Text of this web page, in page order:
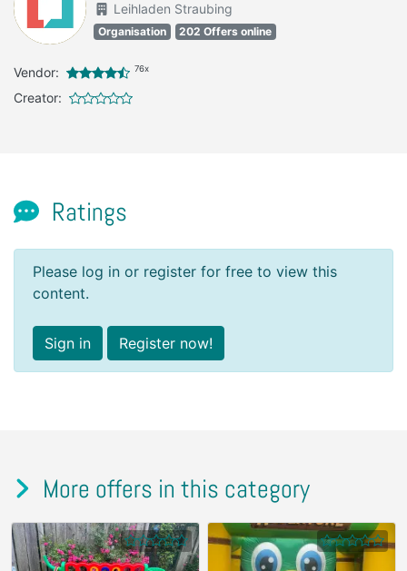
Leihladen Straubing
Organisation 202 Offers online
Vendor: 76x
Creator:
Ratings
Please log in or register for free to view this
content.
Sign in Register now!
More offers in this category